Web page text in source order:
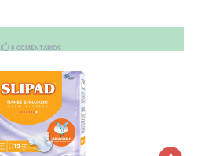
0 COMENTÁRIOS